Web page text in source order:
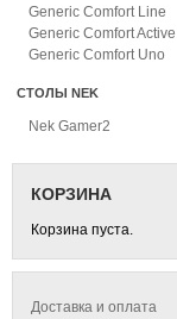
Generic Comfort Line
Generic Comfort Active
Generic Comfort Uno
СТОЛЫ NEK
Nek Gamer2
КОРЗИНА
Корзина пуста.
Доставка и оплата